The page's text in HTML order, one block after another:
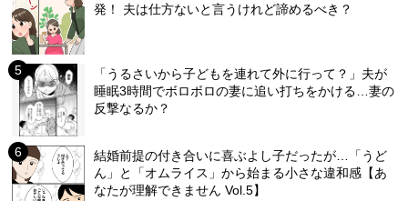
発！ 夫は仕方ないと言うけれど諦めるべき？
「うるさいから子どもを連れて外に行って？」夫が
睡眠3時間でボロボロの妻に追い打ちをかける…妻の
反撃なるか？
結婚前提の付き合いに喜ぶよし子だったが…「うど
ん」と「オムライス」から始まる小さな違和感【あ
なたが理解できません Vol.5】